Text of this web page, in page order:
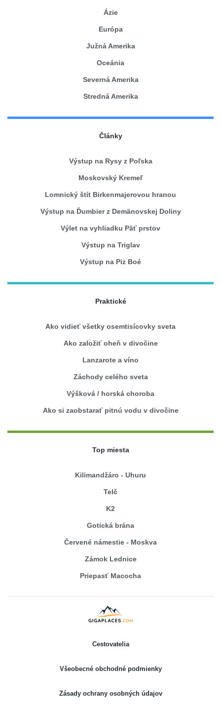
Ázie
Európa
Južná Amerika
Oceánia
Severná Amerika
Stredná Amerika
Články
Výstup na Rysy z Poľska
Moskovský Kremeľ
Lomnický štít Birkenmajerovou hranou
Výstup na Ďumbier z Demänovskej Doliny
Výlet na vyhliadku Päť prstov
Výstup na Triglav
Výstup na Piz Boé
Praktické
Ako vidieť všetky osemtisícovky sveta
Ako založiť oheň v divočine
Lanzarote a víno
Záchody celého sveta
Výšková / horská choroba
Ako si zaobstarať pitnú vodu v divočine
Top miesta
Kilimandžáro - Uhuru
Telč
K2
Gotická brána
Červené námestie - Moskva
Zámok Lednice
Priepasť Macocha
Cestovatelia
Všeobecné obchodné podmienky
Zásady ochrany osobných údajov